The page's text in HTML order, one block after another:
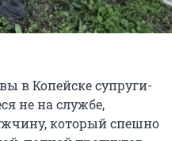
в Копейске супруги-
не на службе,
который спешно